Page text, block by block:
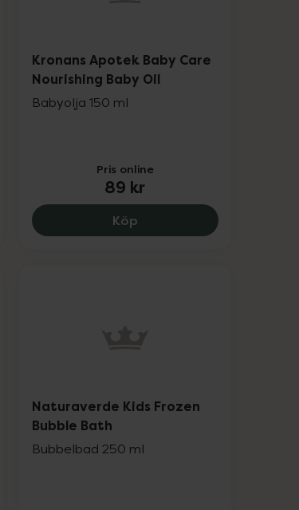
Mint, 259.25 kr.
Kronans Apotek Baby Care
Nourishing Baby Oil
Babyolja 150 ml
Pris online
89 kr
KöpKronans Apotek Baby
Naturaverde Kids Frozen
Bubble Bath
Bubbelbad 250 ml